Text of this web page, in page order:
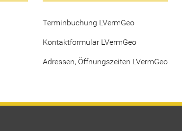
Terminbuchung LVermGeo
Kontaktformular LVermGeo
Adressen, Öffnungszeiten LVermGeo